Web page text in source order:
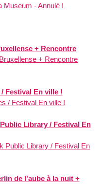
Museum - Annulé !
+ Rencontre
+ Rencontre
Festival En ville !
/ Festival En ville !
Library / Festival En
Public Library / Festival En
de l’aube à la nuit +